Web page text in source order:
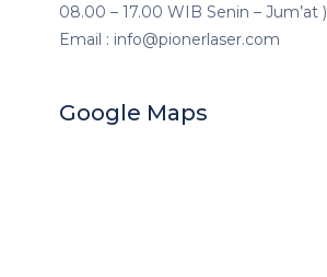
08.00 – 17.00 WIB Senin – Jum’at )
Email : info@pionerlaser.com
Google Maps